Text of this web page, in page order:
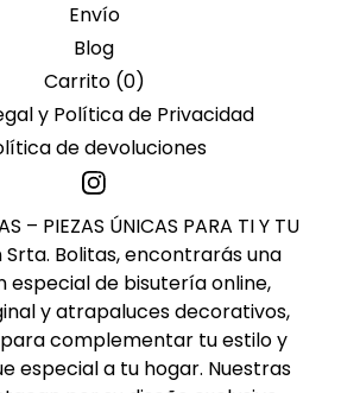
Envío
Blog
Carrito (0)
y Política de Privacidad
de devoluciones
– PIEZAS ÚNICAS PARA TI Y TU
Srta. Bolitas, encontrarás una
especial de bisutería online,
y atrapaluces decorativos,
complementar tu estilo y
especial a tu hogar. Nuestras